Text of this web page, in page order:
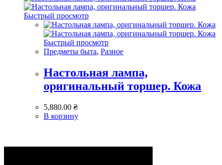
Быстрый просмотр
Быстрый просмотр
Предметы быта, Разное
Настольная лампа,
оригинальный торшер. Кожа
5,880.00 ₴
В корзину